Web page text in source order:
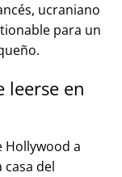
ucraniano
para un
leerse en
Hollywood a
casa del